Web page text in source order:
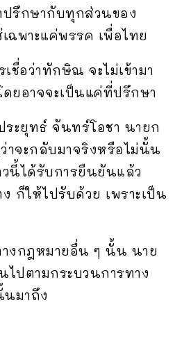
ปรึกษากับทุกส่วนของ
ฉพาะแค่พรรค เพื่อไทย
ชื่อว่าทักษิณ จะไม่เข้ามา
ดยอาจจะเป็นแค่ที่ปรึกษา
ะยุทธ์ จันทร์โอชา นายก
าจะกลับมาจริงหรือไม่นั้น
นี้ได้รับการยืนยันแล้ว
ก็ให้ไปรับด้วย เพราะเป็น
งกฎหมายอื่น ๆ นั้น นาย
ไปตามกระบวนการทาง
นมาถึง